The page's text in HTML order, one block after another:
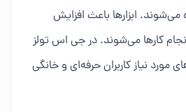
ابزارها باعث افزایش
کارها می‌شوند. در جی اس تولز
مورد نیاز کاربران حرفه‌ای و خانگی